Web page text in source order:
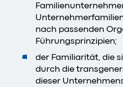
nach passenden
Führungsprinzipien;
der Familiarität, die
durch die
dieser